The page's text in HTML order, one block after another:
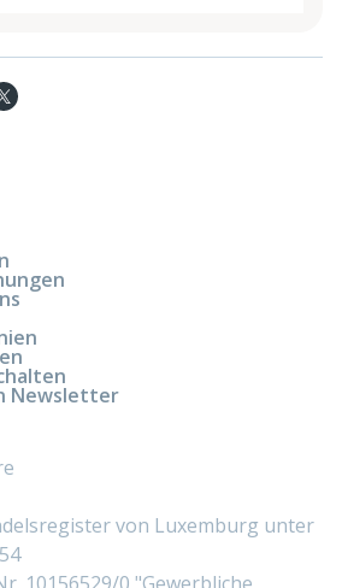
Newsletter
von Luxemburg unter